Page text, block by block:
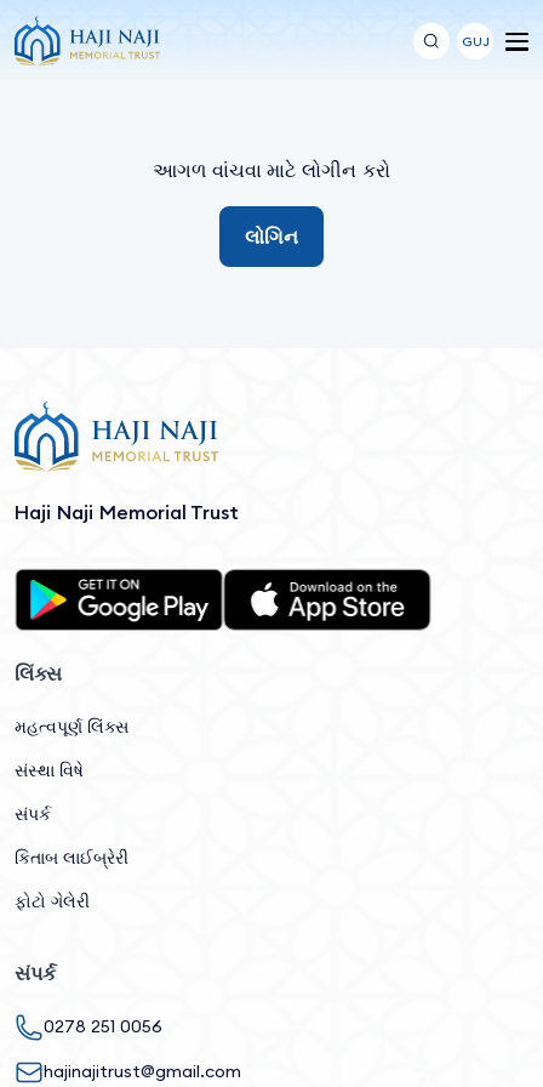
GUJ
આગળ વાંચવા માટે લોગીન કરો
લોગિન
Haji Naji Memorial Trust
લિંક્સ
મહત્વપૂર્ણ લિંક્સ
સંસ્થા વિષે
સંપર્ક
કિતાબ લાઈબ્રેરી
ફોટો ગેલેરી
સંપર્ક
0278 251 0056
hajinajitrust@gmail.com